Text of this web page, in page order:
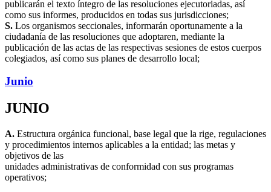
publicarán el texto íntegro de las resoluciones ejecutoriadas, así
como sus informes, producidos en todas sus jurisdicciones;
S. Los organismos seccionales, informarán oportunamente a la
ciudadanía de las resoluciones que adoptaren, mediante la
publicación de las actas de las respectivas sesiones de estos cuerpos
colegiados, así como sus planes de desarrollo local;
Junio
JUNIO
A. Estructura orgánica funcional, base legal que la rige, regulaciones
y procedimientos internos aplicables a la entidad; las metas y
objetivos de las
unidades administrativas de conformidad con sus programas
operativos;